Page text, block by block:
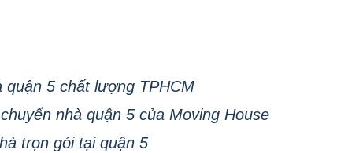
quận 5 chất lượng TPHCM
nhà quận 5 của Moving House
trọn gói tại quận 5